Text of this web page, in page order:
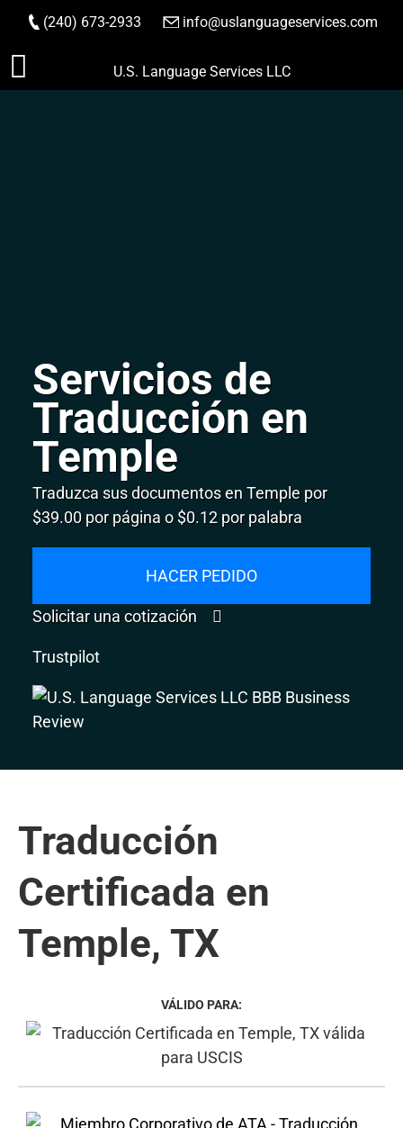
Saltar
(240) 673-2933 info@uslanguageservices.com
HACER PEDIDO
U.S. Language Services LLC
Servicios de
Traducción en
Temple
Traduzca sus documentos en Temple por
$39.00 por página o $0.12 por palabra
HACER PEDIDO
Solicitar una cotización
Trustpilot
Traducción
Certificada en
Temple, TX
VÁLIDO PARA: